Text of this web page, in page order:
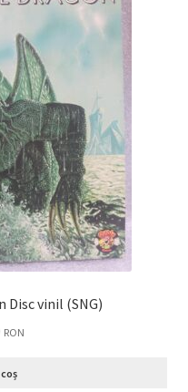
Vangelis ‎– The Dragon Disc vinil (SNG)
RON